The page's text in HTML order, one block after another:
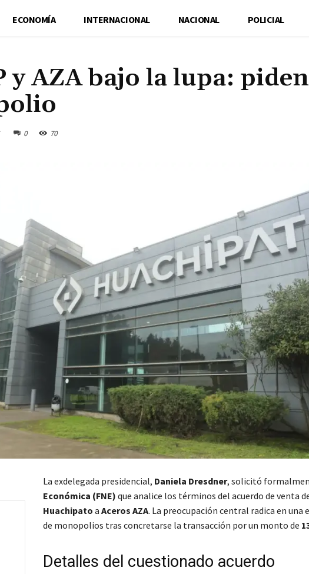
ECONOMÍA INTERNACIONAL NACIONAL POLICIAL
y AZA bajo la lupa:
0 70
La exdelegada presidencial, Daniela Dresdner, solicitó
Económica (FNE) que analice los términos del acuerdo de venta
Huachipato a Aceros AZA. La preocupación central radica en una
de monopolios tras concretarse la transacción por un monto de
Detalles del cuestionado acuerdo